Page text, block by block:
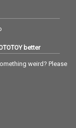
better
weird? Please